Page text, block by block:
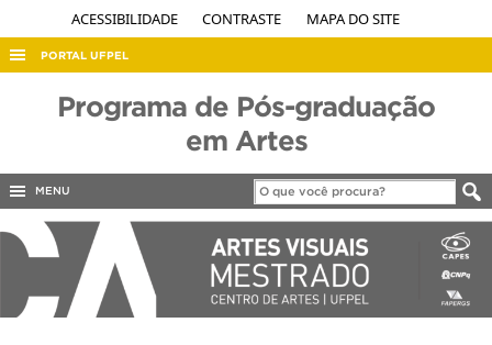
ACESSIBILIDADE CONTRASTE MAPA DO SITE
PORTAL UFPEL
EDITAIS
INTERNACIONAL
OUVIDORIA
Programa de Pós-graduação
em Artes
MENU